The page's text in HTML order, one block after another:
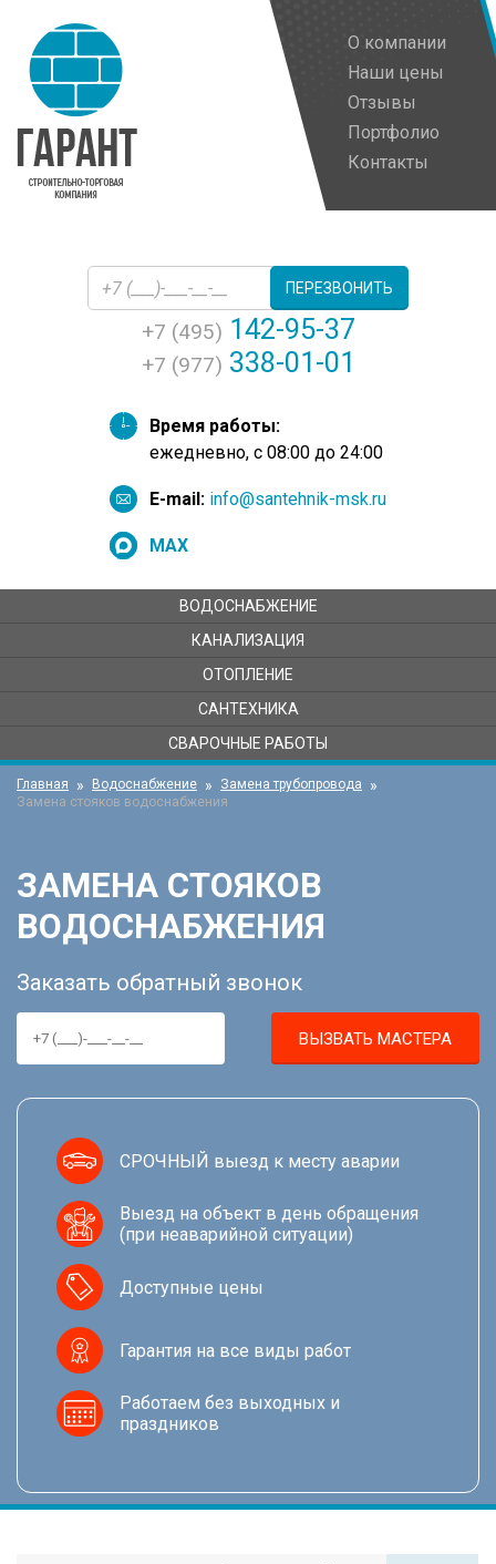
О компании
Наши цены
Отзывы
Портфолио
Контакты
Время работы:
ежедневно, с 08:00 до 24:00
E-mail: info@santehnik-msk.ru
MAX
+7 (495) 142-95-37
+7 (977) 338-01-01
ПЕРЕЗВОНИТЬ
ВОДОСНАБЖЕНИЕ
КАНАЛИЗАЦИЯ
ОТОПЛЕНИЕ
САНТЕХНИКА
СВАРОЧНЫЕ РАБОТЫ
Главная Водоснабжение
Замена трубопровода
Замена стояков водоснабжения
ЗАМЕНА СТОЯКОВ
ВОДОСНАБЖЕНИЯ
Заказать обратный звонок
ВЫЗВАТЬ МАСТЕРА
СРОЧНЫЙ выезд к месту аварии
Выезд на объект в день обращения
(при неаварийной ситуации)
Доступные цены
Гарантия на все виды работ
Работаем без выходных и
праздников